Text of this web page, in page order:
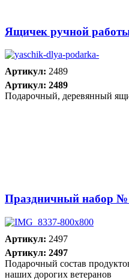
Ящичек ручной работы
Артикул: 2489
Артикул: 2489
Подарочный, деревянный
Праздничный набор №
Артикул: 2497
Артикул: 2497
Подарочный состав
наших дорогих ветеранов